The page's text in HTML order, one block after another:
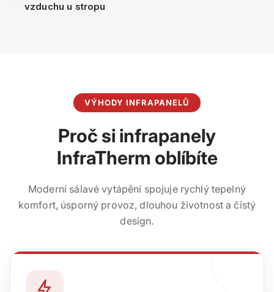
vzduchu u stropu
VÝHODY INFRAPANELŮ
Proč si infrapanely
InfraTherm oblíbíte
Moderní sálavé vytápění spojuje rychlý tepelný
komfort, úsporný provoz, dlouhou životnost a čistý
design.